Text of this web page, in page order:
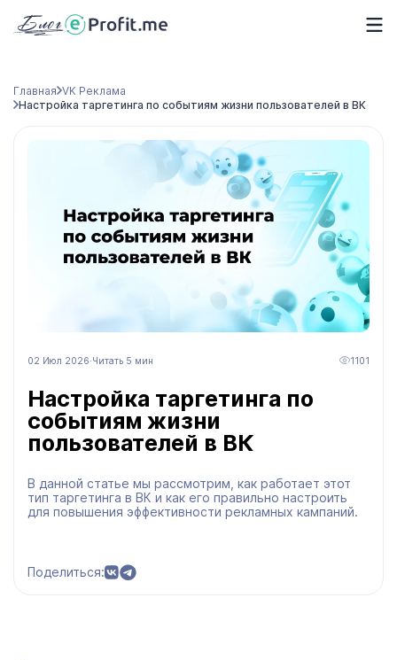
Главная VK Реклама
Настройка таргетинга по событиям жизни пользователей в ВК
02 Июл 2026·Читать 5 мин 1101
Настройка таргетинга по
событиям жизни
пользователей в ВК
В данной статье мы рассмотрим, как работает этот
тип таргетинга в ВК и как его правильно настроить
для повышения эффективности рекламных кампаний.
Поделиться: